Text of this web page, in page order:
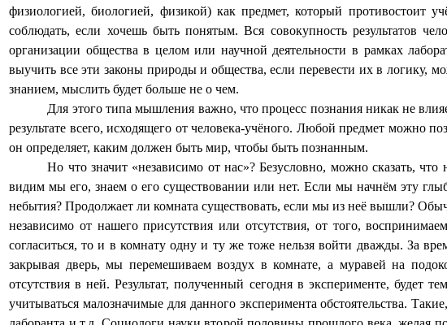
физиологией, биологией, физикой) как предмет, который противостоит
соблюдать, если хочешь быть понятым. Вся совокупность результатов
организации общества в целом или научной деятельности в рамках
выучить все эти законы природы и общества, если перевести их в логику,
знанием, мыслить будет больше не о чем.
Для этого типа мышления важно, что процесс познания никак не
результате всего, исходящего от человека-учёного. Любой предмет можно
он определяет, каким должен быть мир, чтобы быть познанным.
Но что значит «независимо от нас»? Безусловно, можно сказать,
видим мы его, знаем о его существовании или нет. Если мы начнём эту
небытия? Продолжает ли комната существовать, если мы из неё вышли?
независимо от нашего присутствия или отсутствия, от того,
согласиться, то и в комнату одну и ту же тоже нельзя войти дважды. За
закрывая дверь, мы перемешиваем воздух в комнате, а муравей на
отсутствия в ней. Результат, полученный сегодня в эксперименте,
учитываться малозначимые для данного эксперимента обстоятельства.